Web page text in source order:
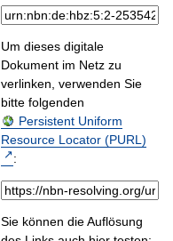
Um dieses digitale
Dokument im Netz zu
verlinken, verwenden Sie
bitte folgenden
Persistent Uniform
Resource Locator (PURL)
:
Sie können die Auflösung